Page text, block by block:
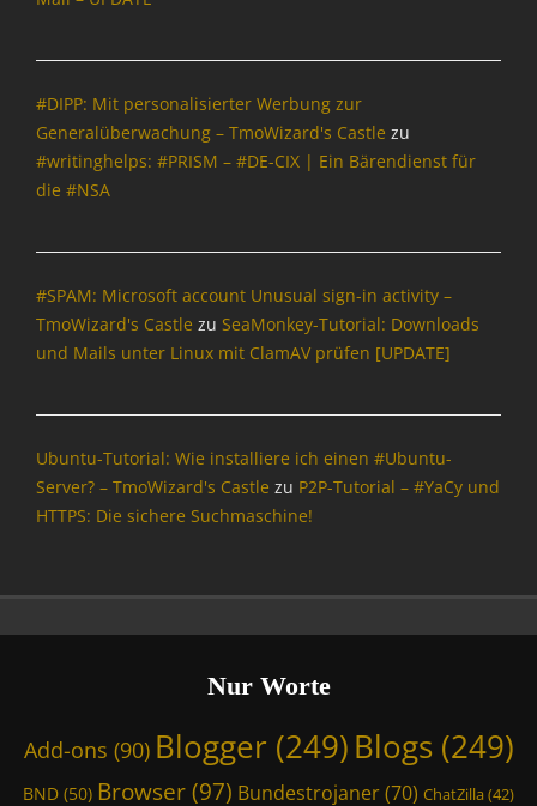
B
l
o
I
n
m
t
i
o
S
m
W
#DIPP: Mit personalisierter Werbung zur
Generalüberwachung – TmoWizard's Castle zu
#writinghelps: #PRISM – #DE-CIX | Ein Bärendienst für
die #NSA
#SPAM: Microsoft account Unusual sign-in activity –
TmoWizard's Castle zu SeaMonkey-Tutorial: Downloads
und Mails unter Linux mit ClamAV prüfen [UPDATE]
Ubuntu-Tutorial: Wie installiere ich einen #Ubuntu-
Server? – TmoWizard's Castle zu P2P-Tutorial – #YaCy und
HTTPS: Die sichere Suchmaschine!
Nur Worte
Add-ons (90) Blogger (249) Blogs(249)
BND (50) Browser (97) Bundestrojaner(70) ChatZilla(42)